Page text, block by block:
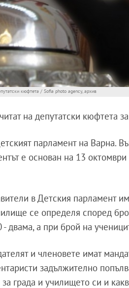
кюфтета / Sofia photo agency, архив
на депутатски кюфтета
парламент на Варна.
е основан на 13
в Детския парламент
се определя според
- двама, а при брой на
и членовете имат
задължително
града и училището си и